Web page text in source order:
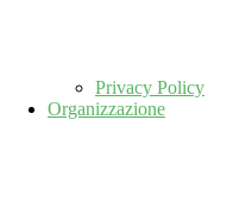
Privacy Policy
Organizzazione